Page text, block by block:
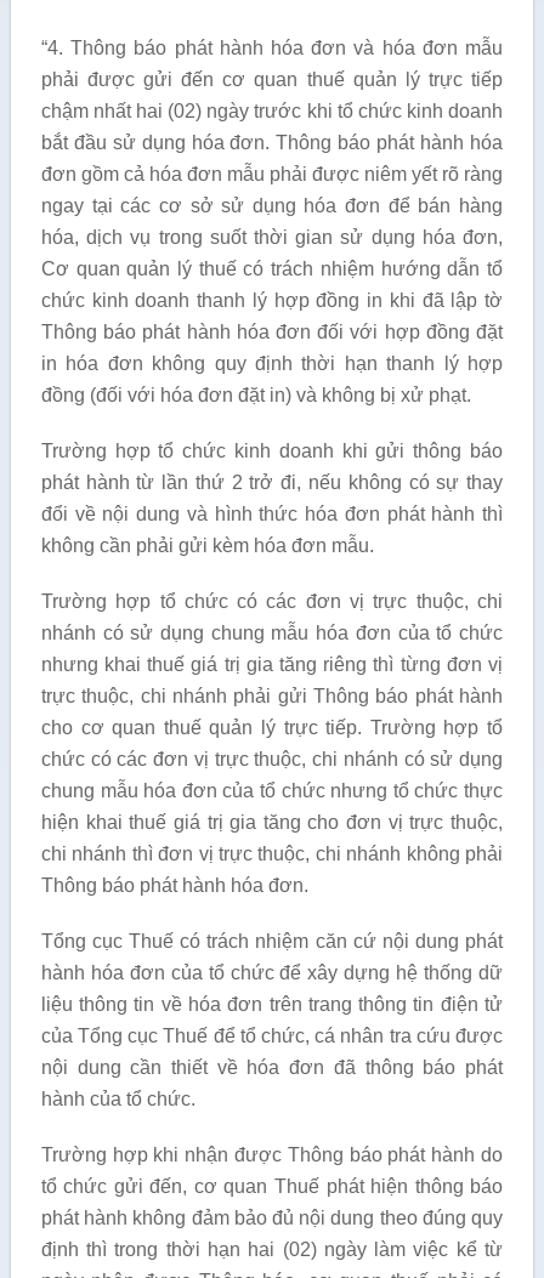
“4. Thông báo phát hành hóa đơn và hóa đơn mẫu
phải được gửi đến cơ quan thuế quản lý trực tiếp
chậm nhất hai (02) ngày trước khi tổ chức kinh doanh
bắt đầu sử dụng hóa đơn. Thông báo phát hành hóa
đơn gồm cả hóa đơn mẫu phải được niêm yết rõ ràng
ngay tại các cơ sở sử dụng hóa đơn để bán hàng
hóa, dịch vụ trong suốt thời gian sử dụng hóa đơn,
Cơ quan quản lý thuế có trách nhiệm hướng dẫn tổ
chức kinh doanh thanh lý hợp đồng in khi đã lập tờ
Thông báo phát hành hóa đơn đối với hợp đồng đặt
in hóa đơn không quy định thời hạn thanh lý hợp
đồng (đối với hóa đơn đặt in) và không bị xử phạt.
Trường hợp tổ chức kinh doanh khi gửi thông báo
phát hành từ lần thứ 2 trở đi, nếu không có sự thay
đổi về nội dung và hình thức hóa đơn phát hành thì
không cần phải gửi kèm hóa đơn mẫu.
Trường hợp tổ chức có các đơn vị trực thuộc, chi
nhánh có sử dụng chung mẫu hóa đơn của tổ chức
nhưng khai thuế giá trị gia tăng riêng thì từng đơn vị
trực thuộc, chi nhánh phải gửi Thông báo phát hành
cho cơ quan thuế quản lý trực tiếp. Trường hợp tổ
chức có các đơn vị trực thuộc, chi nhánh có sử dụng
chung mẫu hóa đơn của tổ chức nhưng tổ chức thực
hiện khai thuế giá trị gia tăng cho đơn vị trực thuộc,
chi nhánh thì đơn vị trực thuộc, chi nhánh không phải
Thông báo phát hành hóa đơn.
Tổng cục Thuế có trách nhiệm căn cứ nội dung phát
hành hóa đơn của tổ chức để xây dựng hệ thống dữ
liệu thông tin về hóa đơn trên trang thông tin điện tử
của Tổng cục Thuế để tổ chức, cá nhân tra cứu được
nội dung cần thiết về hóa đơn đã thông báo phát
hành của tổ chức.
Trường hợp khi nhận được Thông báo phát hành do
tổ chức gửi đến, cơ quan Thuế phát hiện thông báo
phát hành không đảm bảo đủ nội dung theo đúng quy
định thì trong thời hạn hai (02) ngày làm việc kể từ